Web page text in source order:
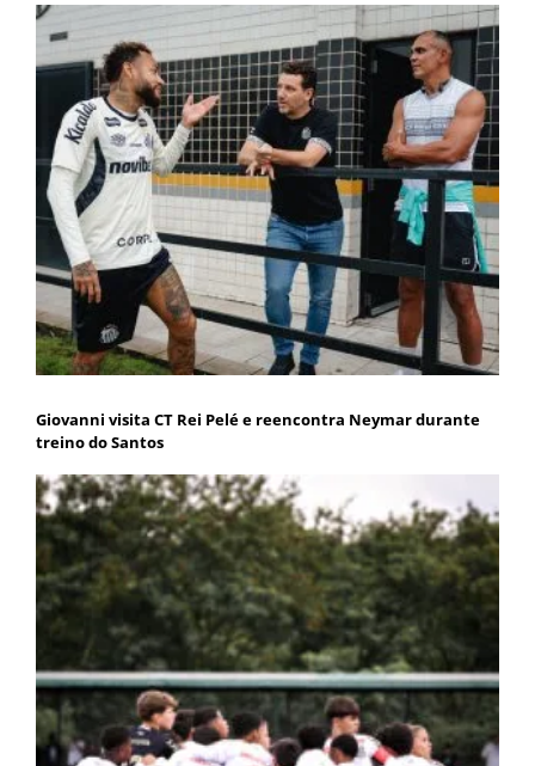
Giovanni visita CT Rei Pelé e reencontra Neymar durante
treino do Santos